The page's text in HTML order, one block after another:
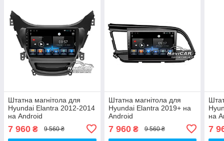
Штатна магнітола для
Hyundai Elantra 2012-2014
на Android
7 960 ₴ 9 560 ₴
Штатна магнітола для
Hyundai Elantra 2019+ на
Android
7 960₴ 9 560 ₴
на
7